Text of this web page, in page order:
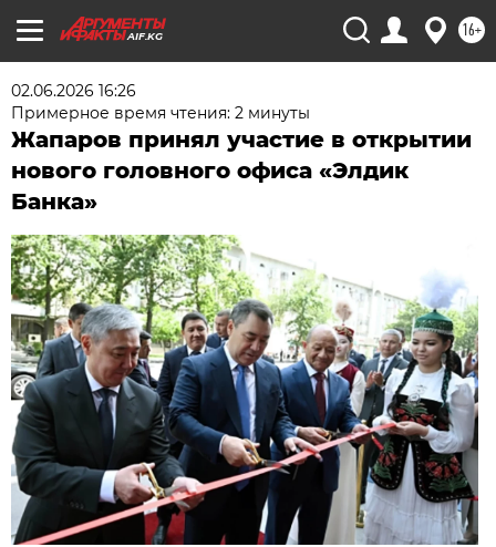
AIF.KG 16+
02.06.2026 16:26
Примерное время чтения: 2 минуты
Жапаров принял участие в открытии
нового головного офиса «Элдик
Банка»